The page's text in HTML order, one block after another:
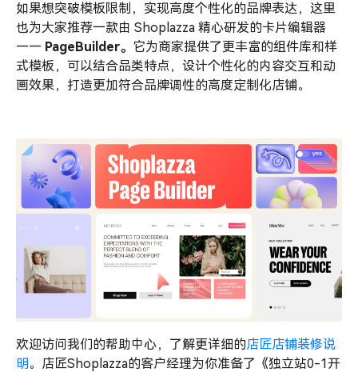
如果想突破模板限制，实现高度个性化的品牌表达，这里
也为大家推荐一款由 Shoplazza 精心研发的卡片编辑器
—— PageBuilder。 它为商家提供了更丰富的组件库和样
式模板，可以结合品类特点，设计个性化的内容交互和动
画效果，打造更加符合品牌调性的高度定制化店铺。
欢迎访问我们的帮助中心，了解更详细的店匠店铺装修说
明。店匠Shoplazza的客户经理为你准备了《独立站0-1开